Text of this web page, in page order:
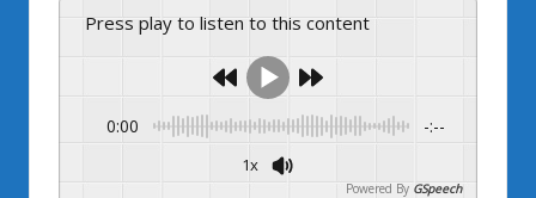
Press play to listen to this content
0:00 -:--
1x
Powered By GSpeech